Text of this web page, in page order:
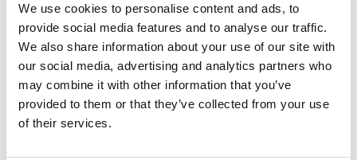
We use cookies to personalise content and ads, to
provide social media features and to analyse our traffic.
We also share information about your use of our site with
our social media, advertising and analytics partners who
may combine it with other information that you’ve
provided to them or that they’ve collected from your use
of their services.
最近の投稿
EXTRUSAXが研磨流動加工（AFM）でアルミニウム押出